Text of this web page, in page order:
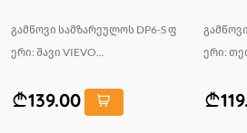
გამწოვი სამზარეულოს DP6-S ფ
ერი: შავი VIEVO...
139.00
ერი: